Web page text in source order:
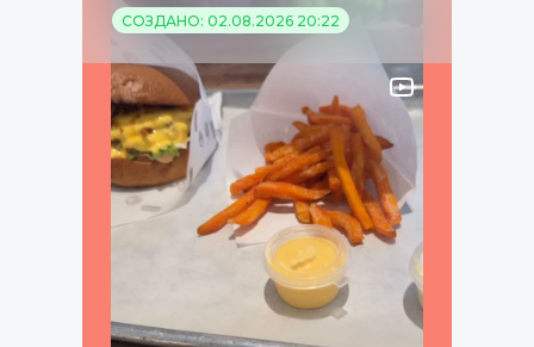
СОЗДАНО: 02.08.2026 20:22